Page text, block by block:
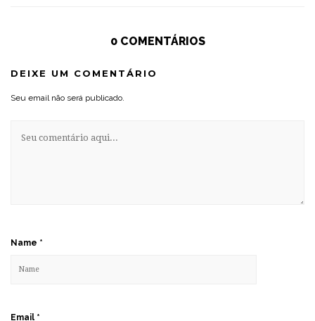
0 COMENTÁRIOS
DEIXE UM COMENTÁRIO
Seu email não será publicado.
Name *
Email *